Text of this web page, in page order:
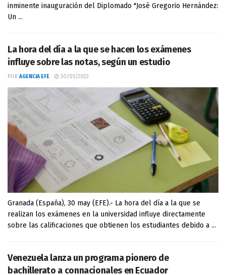
inminente inauguración del Diplomado "José Gregorio Hernández:
Un ...
La hora del día a la que se hacen los exámenes
influye sobre las notas, según un estudio
POR AGENCIA EFE 30/05/2023
Granada (España), 30 may (EFE).- La hora del día a la que se
realizan los exámenes en la universidad influye directamente
sobre las calificaciones que obtienen los estudiantes debido a ...
Venezuela lanza un programa pionero de
bachillerato a connacionales en Ecuador